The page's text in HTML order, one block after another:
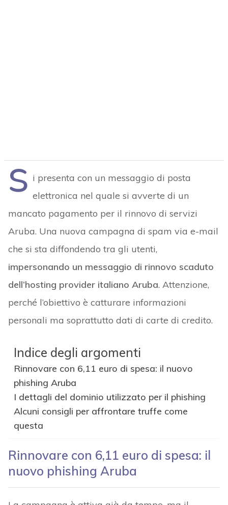
S i presenta con un messaggio di posta
elettronica nel quale si avverte di un
mancato pagamento per il rinnovo di servizi
Aruba. Una nuova campagna di spam via e-mail
che si sta diffondendo tra gli utenti,
impersonando un messaggio di rinnovo scaduto
dell’hosting provider italiano Aruba. Attenzione,
perché l’obiettivo è catturare informazioni
personali ma soprattutto dati di carte di credito.
Indice degli argomenti
Rinnovare con 6,11 euro di spesa: il nuovo
phishing Aruba
I dettagli del dominio utilizzato per il phishing
Alcuni consigli per affrontare truffe come
questa
Rinnovare con 6,11 euro di spesa: il
nuovo phishing Aruba